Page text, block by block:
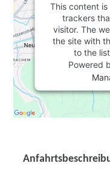
This content
trackers
visitor. The
the site with
to the
Powered